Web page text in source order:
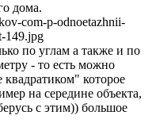
дома.
по углам а также и по
- то есть можно
квадратиком" которое
на середине объекта,
с этим)) большое